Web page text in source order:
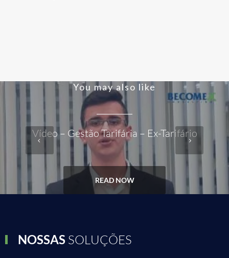
You may also like
Vídeo – Gestão Tarifária – Ex-Tarifário
READ NOW
NOSSAS SOLUÇÕES